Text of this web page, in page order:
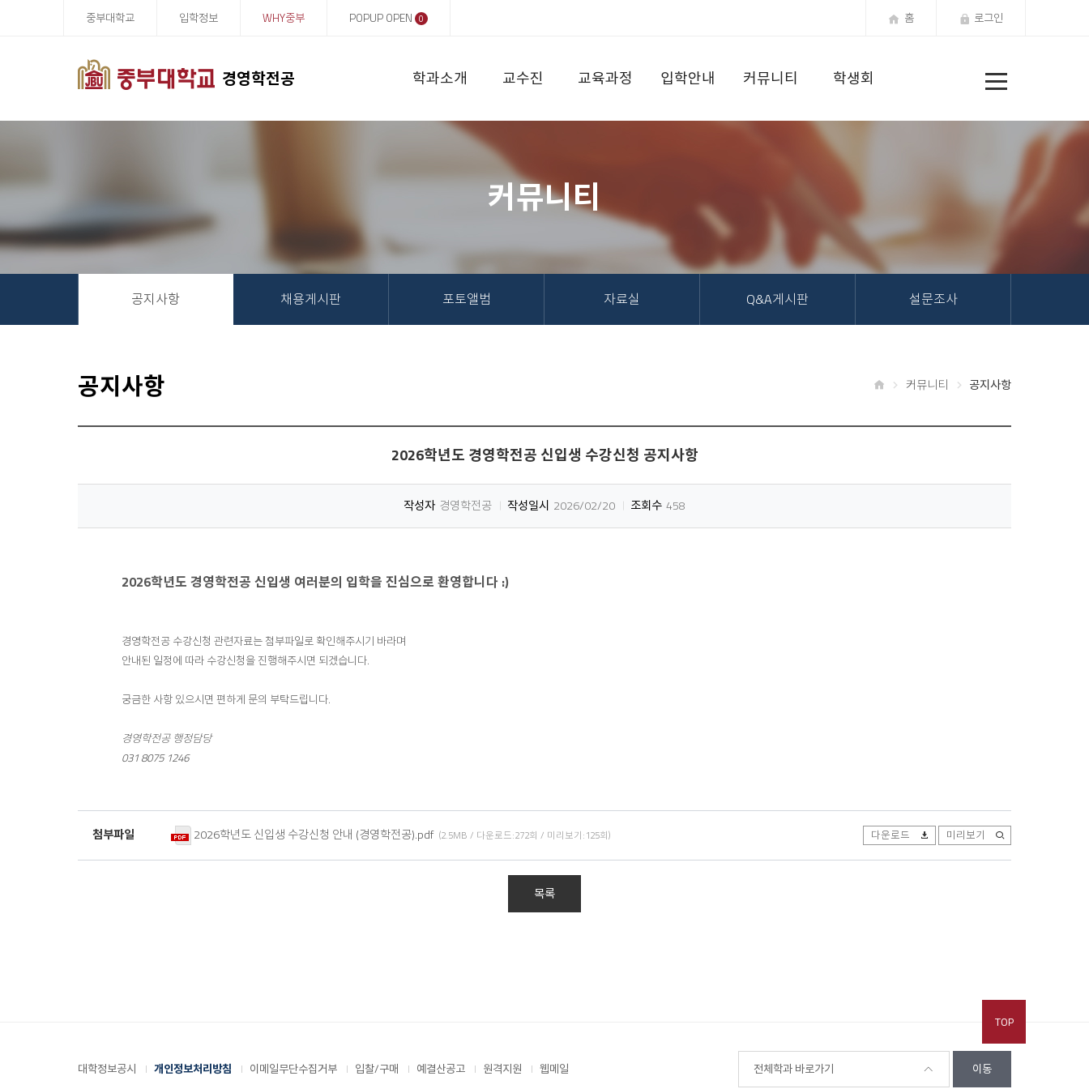
경영학전공
뉴
중부대학교 입학정보 WHY중부 POPUP OPEN 0 홈 로그인
학과소개 교수진 교육과정 입학안내 커뮤니티 학생회
커뮤니티
공지사항 채용게시판 포토앨범 자료실 Q&A게시판 설문조사
공지사항 커뮤니티 공지사항
2026학년도 경영학전공 신입생 수강신청 공지사항
작성자 경영학전공 작성일시 2026/02/20 조회수 458
2026학년도 경영학전공 신입생 여러분의 입학을 진심으로 환영합니다 :)
경영학전공 수강신청 관련자료는 첨부파일로 확인해주시기 바라며
안내된 일정에 따라 수강신청을 진행해주시면 되겠습니다.
궁금한 사항 있으시면 편하게 문의 부탁드립니다.
경영학전공 행정담당
031 8075 1246
첨부파일 2026학년도 신입생 수강신청 안내 (경영학전공).pdf (2.5MB / 다운로드:272회 / 미리보기:125회) 다운로드 미리보기
목록
대학정보공시 개인정보처리방침 이메일무단수집거부 입찰/구매 예결산공고 원격지원 웹메일 전체학과 바로가기 이동
TOP